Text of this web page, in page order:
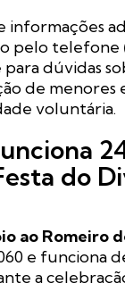
informações
pelo telefone
dúvidas
de menores
voluntária.
do
ao Romeiro
e funciona
a